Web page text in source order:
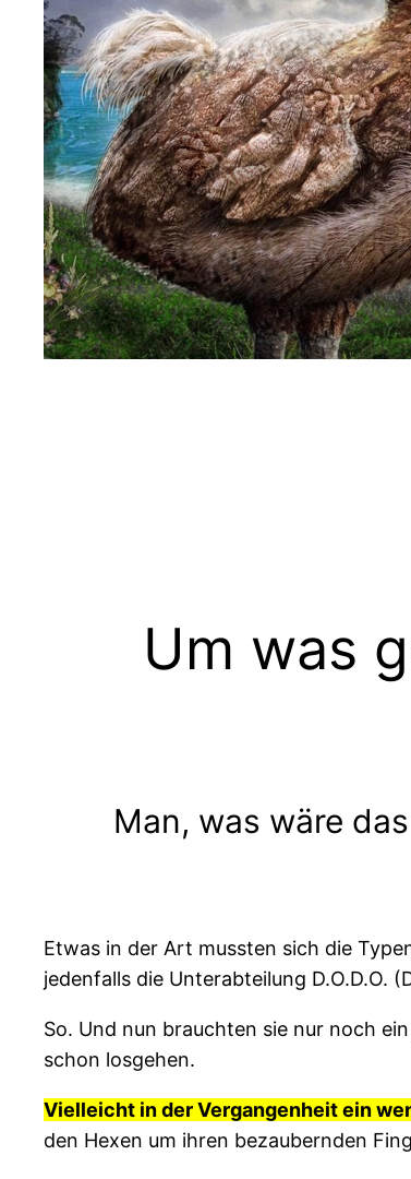
Um was
Man, was wäre
Etwas in der Art mussten sich die
jedenfalls die Unterabteilung D.O.D.O.
So. Und nun brauchten sie nur noch
schon losgehen.
Vielleicht in der Vergangenheit ein
den Hexen um ihren bezaubernden